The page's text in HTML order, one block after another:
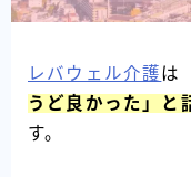
レバウェル介護は
うど良かった」と
す。